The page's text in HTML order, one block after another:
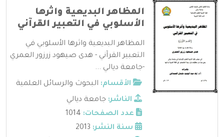
المظاهر البديعية واثرها
الأسلوبي في التعبير القرآني
المظاهر البديعية واثرها الأسلوبي في
التعبير القرآني - هدى صيهود زرزور العمري
-جامعة ديالي ...
الأقسام: البحوث والرسائل العلمية
الناشر: جامعة ديالي
عدد الصفحات:
سنة النشر: